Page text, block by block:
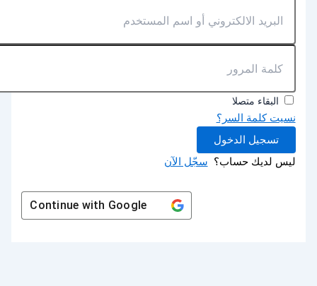
البقاء متصلا
نسيت كلمة السر؟
تسجيل الدخول
ليس لديك حساب؟ سجّل الآن
Continue withGoogle